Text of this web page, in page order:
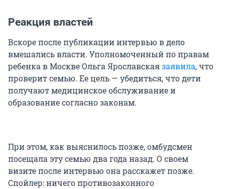
Реакция властей
Вскоре после публикации интервью в дело
вмешались власти. Уполномоченный по правам
ребенка в Москве Ольга Ярославскаязаявила, что
проверит семью. Ее цель — убедиться, что дети
получают медицинское обслуживание и
образование согласно законам.
При этом, как выяснилось позже, омбудсмен
посещала эту семью два года назад. О своем
визите после интервью она расскажет позже.
Спойлер: ничего противозаконного